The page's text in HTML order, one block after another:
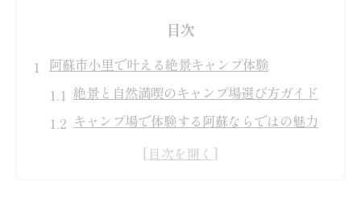
目次
阿蘇市小里で叶える絶景キャンプ体験
絶景と自然満喫のキャンプ場選び方ガイド
キャンプ場で体験する阿蘇ならではの魅力